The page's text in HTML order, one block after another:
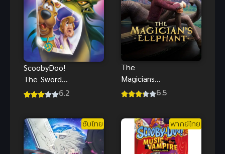
ScoobyDoo!
The Sword
and the
และสคูบ
6.2
The
Magicians
Elephant
พากย์ไทย อนิ
เมะแสนดี
6.5
ซับไทย พากย์ไทย